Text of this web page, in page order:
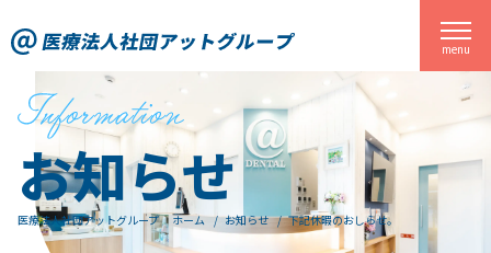
menu
お知らせ
医療法人社団アットグループ ホーム お知らせ 下記休暇のおしらせ。